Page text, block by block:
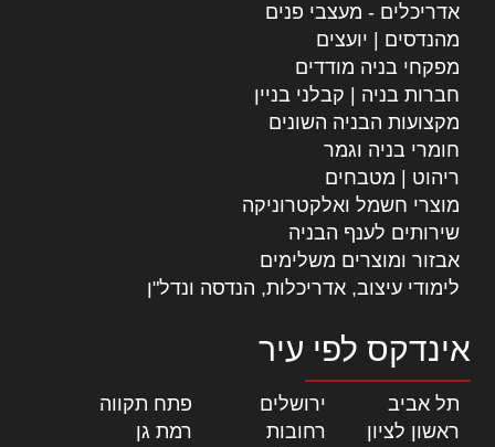
אדריכלים - מעצבי פנים
מהנדסים | יועצים
מפקחי בניה מודדים
חברות בניה | קבלני בניין
מקצועות הבניה השונים
חומרי בניה וגמר
ריהוט | מטבחים
מוצרי חשמל ואלקטרוניקה
שירותים לענף הבניה
אבזור ומוצרים משלימים
לימודי עיצוב, אדריכלות, הנדסה ונדל"ן
אינדקס לפי עיר
תל אביב ירושלים פתח תקווה
ראשון לציון
רחובות רמת גן